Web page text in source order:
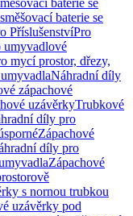
baterie se
baterie se
PříslušenstvíPro
umyvadlové
mycí prostor, dřezy,
Náhradní díly
zápachové
uzávěrkyTrubkové
díly pro
Zápachové
díly pro
Zápachové
s nornou trubkou
uzávěrky pod